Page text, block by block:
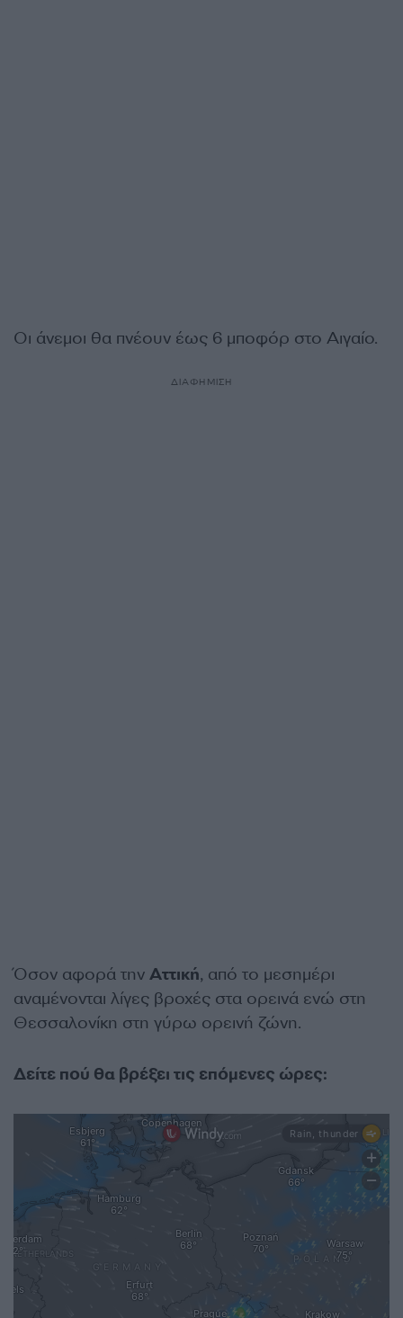
Οι άνεμοι θα πνέουν έως 6 μποφόρ στο Αιγαίο.
ΔΙΑΦΗΜΙΣΗ
Όσον αφορά την Αττική, από το μεσημέρι
αναμένονται λίγες βροχές στα ορεινά ενώ στη
Θεσσαλονίκη στη γύρω ορεινή ζώνη.
Δείτε πού θα βρέξει τις επόμενες ώρες: